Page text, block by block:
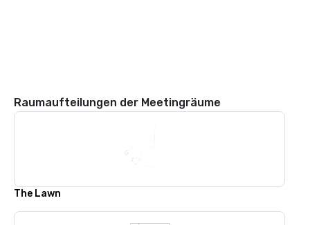
Raumaufteilungen der Meetingräume
The Lawn